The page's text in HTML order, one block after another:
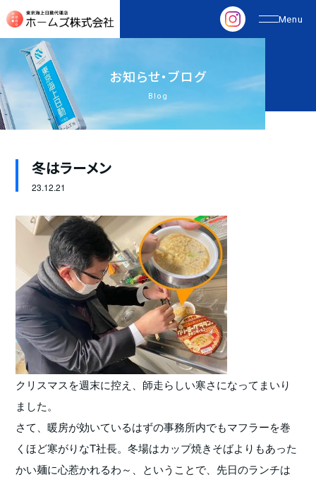
お知らせ・ブログ
Blog
冬はラーメン
23.12.21
クリスマスを週末に控え、師走らしい寒さになってまいり
ました。
さて、暖房が効いているはずの事務所内でもマフラーを巻
くほど寒がりなT社長。冬場はカップ焼きそばよりもあった
かい麺に心惹かれるわ～、ということで、先日のランチは